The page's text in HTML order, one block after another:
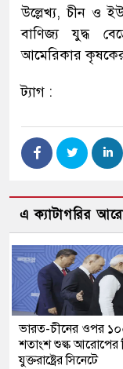
উল্লেখ্য, চীন ও
বাণিজ্য যুদ্ধ
আমেরিকার
ট্যাগ :
এ ক্যাটাগরির
ভারত-চীনের ওপর
শতাংশ শুল্ক আরোপের
যুক্তরাষ্ট্রের সিনেটে